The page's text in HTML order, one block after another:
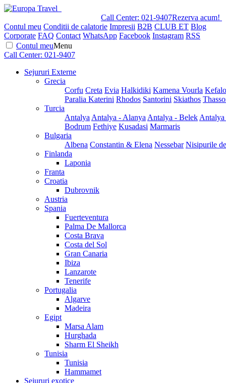
Call Center: 021-9407Rezerva acum!
Contul meu Conditii de calatorie Impresii B2B CLUB ET Blog
Corporate FAQ Contact WhatsApp Facebook Instagram RSS
Contul meuMenu
Call Center: 021-9407
Sejururi Externe
Grecia
Corfu Creta Evia Halkidiki Kamena Vourla
Paralia Katerini Rhodos Santorini Skiathos
Turcia
Antalya Antalya - Alanya Antalya - Belek
Bodrum Fethiye Kusadasi Marmaris
Bulgaria
Albena Constantin & Elena Nessebar Nisipurile
Finlanda
Laponia
Franta
Croatia
Dubrovnik
Austria
Spania
Fuerteventura
Palma De Mallorca
Costa Brava
Costa del Sol
Gran Canaria
Ibiza
Lanzarote
Tenerife
Portugalia
Algarve
Madeira
Egipt
Marsa Alam
Hurghada
Sharm El Sheikh
Tunisia
Tunisia
Hammamet
Sejururi exotice